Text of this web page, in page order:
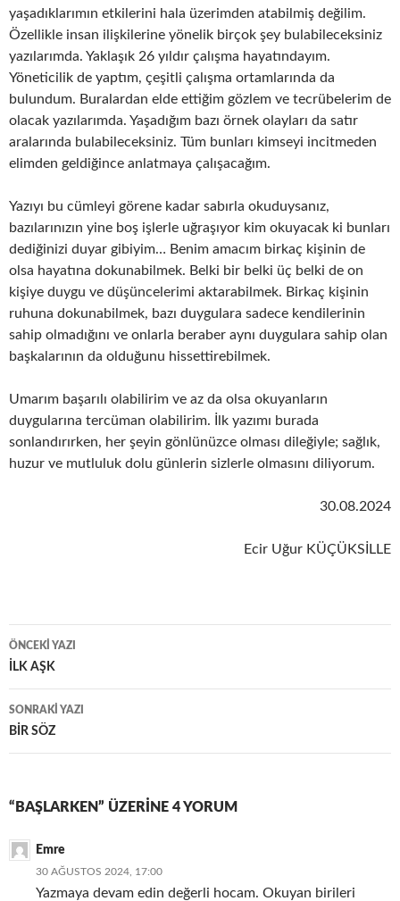
yaşadıklarımın etkilerini hala üzerimden atabilmiş değilim.
Özellikle insan ilişkilerine yönelik birçok şey bulabileceksiniz
yazılarımda. Yaklaşık 26 yıldır çalışma hayatındayım.
Yöneticilik de yaptım, çeşitli çalışma ortamlarında da
bulundum. Buralardan elde ettiğim gözlem ve tecrübelerim de
olacak yazılarımda. Yaşadığım bazı örnek olayları da satır
aralarında bulabileceksiniz. Tüm bunları kimseyi incitmeden
elimden geldiğince anlatmaya çalışacağım.
Yazıyı bu cümleyi görene kadar sabırla okuduysanız,
bazılarınızın yine boş işlerle uğraşıyor kim okuyacak ki bunları
dediğinizi duyar gibiyim… Benim amacım birkaç kişinin de
olsa hayatına dokunabilmek. Belki bir belki üç belki de on
kişiye duygu ve düşüncelerimi aktarabilmek. Birkaç kişinin
ruhuna dokunabilmek, bazı duygulara sadece kendilerinin
sahip olmadığını ve onlarla beraber aynı duygulara sahip olan
başkalarının da olduğunu hissettirebilmek.
Umarım başarılı olabilirim ve az da olsa okuyanların
duygularına tercüman olabilirim. İlk yazımı burada
sonlandırırken, her şeyin gönlünüzce olması dileğiyle; sağlık,
huzur ve mutluluk dolu günlerin sizlerle olmasını diliyorum.
30.08.2024
Ecir Uğur KÜÇÜKSİLLE
Yazı
dolaşımı
ÖNCEKI YAZI
İLK AŞK
SONRAKI YAZI
BİR SÖZ
“BAŞLARKEN” ÜZERINE 4 YORUM
Emre
30 AĞUSTOS 2024, 17:00
Yazmaya devam edin değerli hocam. Okuyan birileri